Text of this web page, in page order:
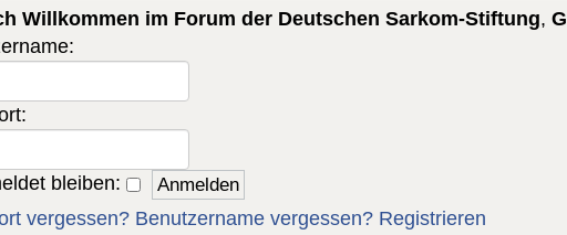
Willkommen im Forum der Deutschen Sarkom-Stiftung,
bleiben:
vergessen? Benutzername vergessen? Registrieren